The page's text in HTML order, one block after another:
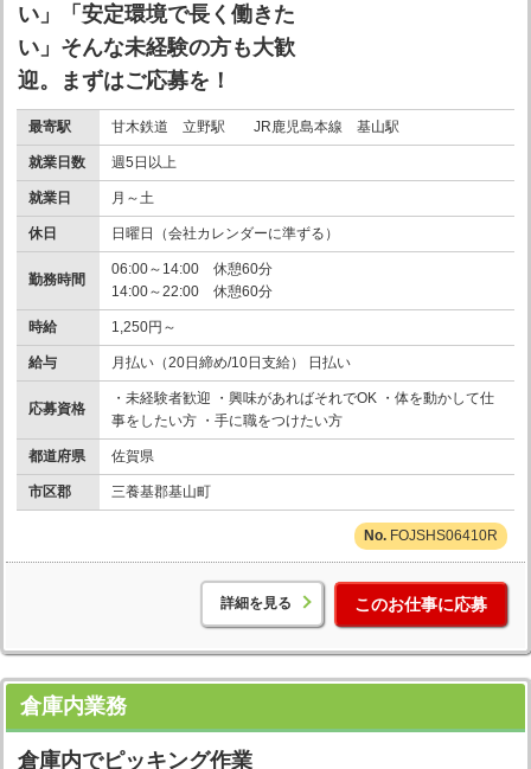
い」「安定環境で長く働きた
い」そんな未経験の方も大歓
迎。まずはご応募を！
最寄駅 甘木鉄道 立野駅 JR鹿児島本線 基山駅
就業日数 週5日以上
就業日 月～土
休日 日曜日（会社カレンダーに準ずる）
勤務時間
06:00～14:00 休憩60分
14:00～22:00 休憩60分
時給 1,250円～
給与 月払い（20日締め/10日支給） 日払い
応募資格
・未経験者歓迎 ・興味があればそれでOK ・体を動かして仕
事をしたい方 ・手に職をつけたい方
都道府県 佐賀県
市区郡 三養基郡基山町
FOJSHS06410R
詳細を見る このお仕事に応募
倉庫内業務
倉庫内でピッキング作業